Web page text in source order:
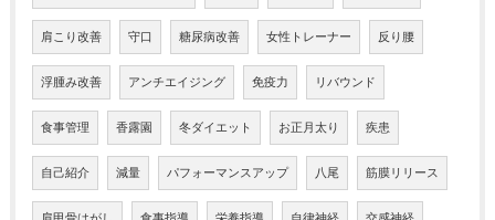
肩こり改善 守口 糖尿病改善 女性トレーナー 反り腰
浮腫み改善 アンチエイジング 免疫力 リバウンド
食事管理 香露園 冬ダイエット お正月太り 疾患
自己紹介 減量 パフォーマンスアップ 八尾 筋膜リリース